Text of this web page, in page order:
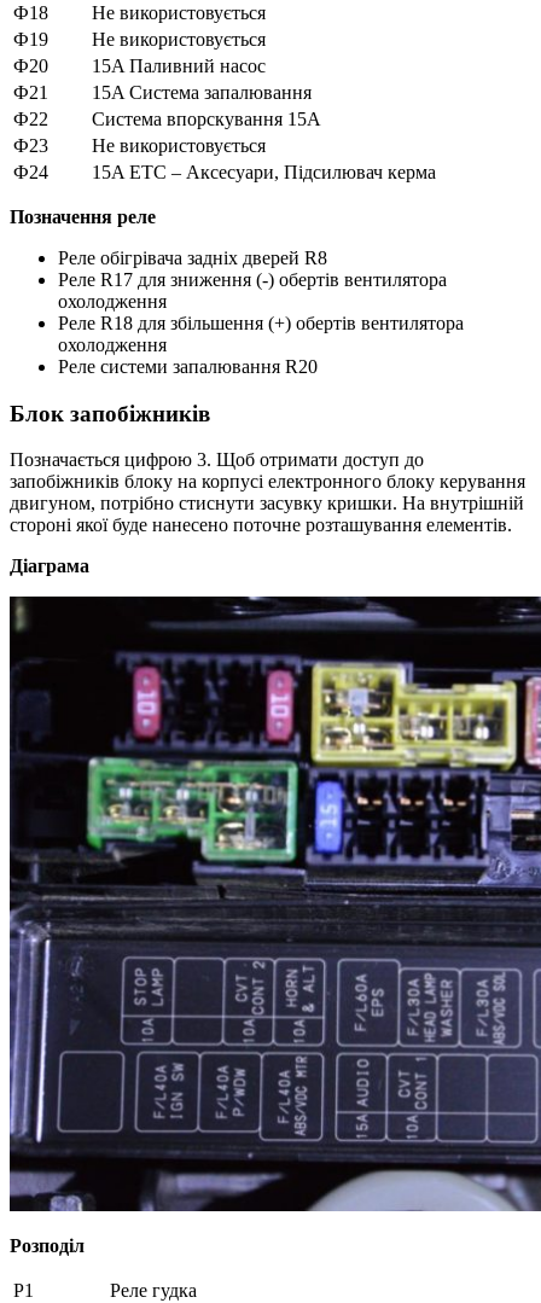
Ф18
Не використовується
Ф19
Не використовується
Ф20
15A Паливний насос
Ф21
15A Система запалювання
Ф22
Система впорскування 15A
Ф23
Не використовується
Ф24
15A ETC – Аксесуари, Підсилювач керма
Позначення реле
Реле обігрівача задніх дверей R8
Реле R17 для зниження (-) обертів вентилятора
охолодження
Реле R18 для збільшення (+) обертів вентилятора
охолодження
Реле системи запалювання R20
Блок запобіжників
Позначається цифрою 3. Щоб отримати доступ до
запобіжників блоку на корпусі електронного блоку керування
двигуном, потрібно стиснути засувку кришки. На внутрішній
стороні якої буде нанесено поточне розташування елементів.
Діаграма
Розподіл
Р1
Реле гудка